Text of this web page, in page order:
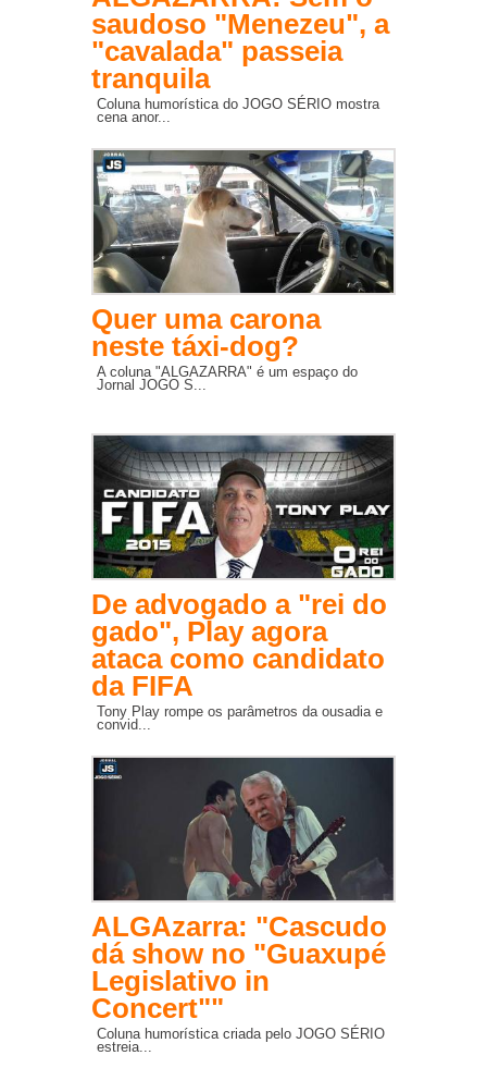
saudoso "Menezeu", a
"cavalada" passeia
tranquila
Coluna humorística do JOGO SÉRIO mostra
cena anor...
Quer uma carona
neste táxi-dog?
A coluna "ALGAZARRA" é um espaço do
Jornal JOGO S...
De advogado a "rei do
gado", Play agora
ataca como candidato
da FIFA
Tony Play rompe os parâmetros da ousadia e
convid...
ALGAzarra: "Cascudo
dá show no "Guaxupé
Legislativo in
Concert""
Coluna humorística criada pelo JOGO SÉRIO
estreia...